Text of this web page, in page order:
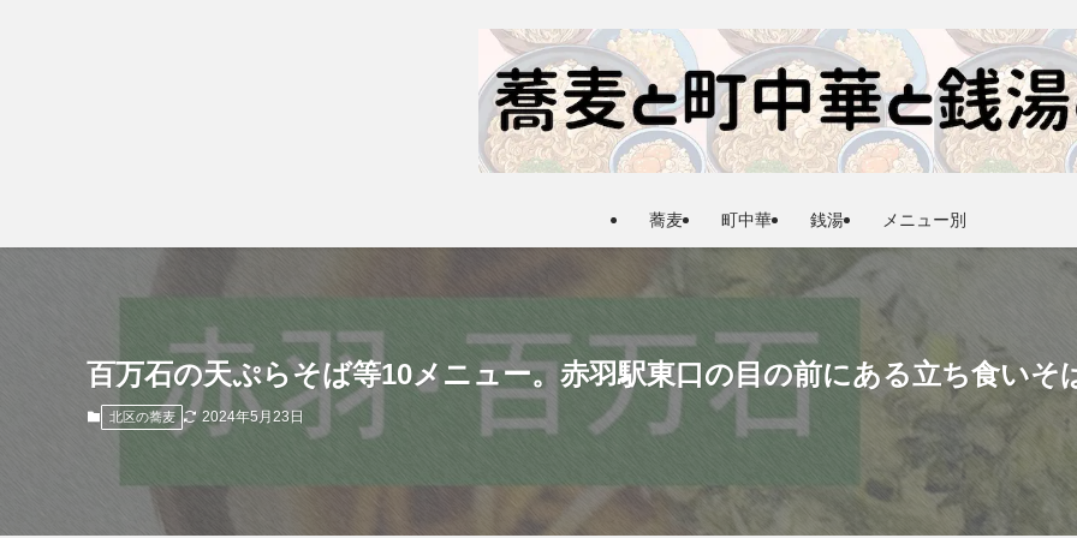
蕎麦 町中華 銭湯 メニュー別
百万石の天ぷらそば等10メニュー。赤羽駅東口の目の前にある立ち食いそ
北区の蕎麦 2024年5月23日